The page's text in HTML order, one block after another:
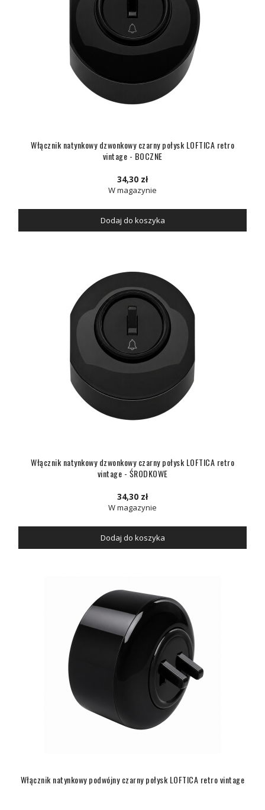
Włącznik natynkowy dzwonkowy czarny połysk LOFTICA retro
vintage - BOCZNE
34,30 zł
W magazynie
Dodaj do koszyka
Włącznik natynkowy dzwonkowy czarny połysk LOFTICA retro
vintage - ŚRODKOWE
34,30 zł
W magazynie
Dodaj do koszyka
Włącznik natynkowy podwójny czarny połysk LOFTICA retro vintage